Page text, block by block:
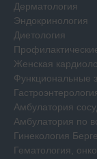
Дерматология
Эндокринология
Диетология
Женская
Функциональные
Амбулатория
Амбулатория по
Гинекология
Гематология,